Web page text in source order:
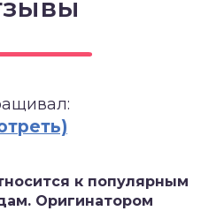
к популярным
Оригинатором